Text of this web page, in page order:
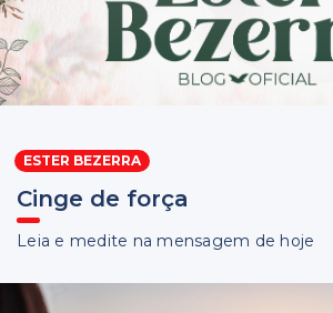
ESTER BEZERRA
Cinge de força
Leia e medite na mensagem de hoje